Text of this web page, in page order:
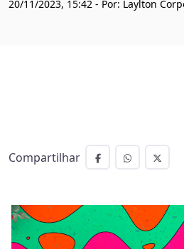
20/11/2023, 15:42 - Por: Laylton
Compartilhar